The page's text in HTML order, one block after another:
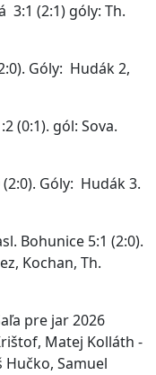
3:1 (2:1) góly: Th.
Góly: Hudák 2,
(0:1). gól: Sova.
Góly: Hudák 3.
Bohunice 5:1 (2:0).
Kochan, Th.
pre jar 2026
Matej Kolláth -
Hučko, Samuel